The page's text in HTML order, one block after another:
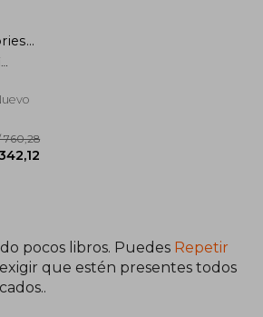
pocos libros. Puedes Repetir
que estén presentes todos